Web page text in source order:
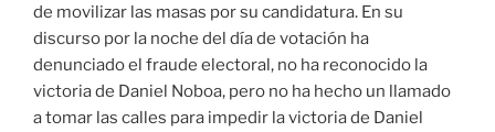
de movilizar las masas por su candidatura. En su
discurso por la noche del día de votación ha
denunciado el fraude electoral, no ha reconocido la
victoria de Daniel Noboa, pero no ha hecho un llamado
a tomar las calles para impedir la victoria de Daniel